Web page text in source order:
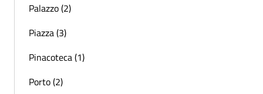
Palazzo (2)
Piazza (3)
Pinacoteca (1)
Porto (2)